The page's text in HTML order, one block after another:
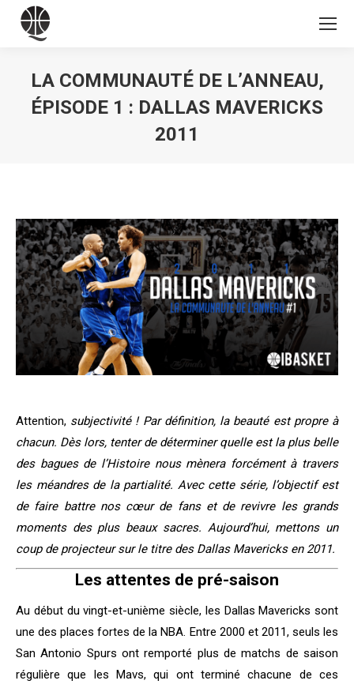
LA COMMUNAUTÉ DE L’ANNEAU,
ÉPISODE 1 : DALLAS MAVERICKS
2011
Attention, subjectivité ! Par définition, la beauté est propre à
chacun. Dès lors, tenter de déterminer quelle est la plus belle
des bagues de l’Histoire nous mènera forcément à travers
les méandres de la partialité. Avec cette série, l’objectif est
de faire battre nos cœur de fans et de revivre les grands
moments des plus beaux sacres. Aujourd’hui, mettons un
coup de projecteur sur le titre des Dallas Mavericks en 2011.
Les attentes de pré-saison
Au début du vingt-et-unième siècle, les Dallas Mavericks sont
une des places fortes de la NBA. Entre 2000 et 2011, seuls les
San Antonio Spurs ont remporté plus de matchs de saison
régulière que les Mavs, qui ont terminé chacune de ces